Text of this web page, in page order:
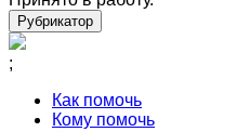
Рубрикатор
;
Как помочь
Кому помочь